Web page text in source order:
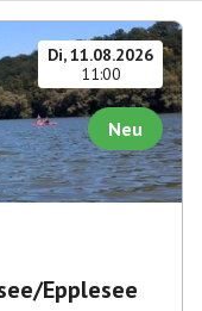
Di, 11.08.2026
11:00
Neu
Epplesee